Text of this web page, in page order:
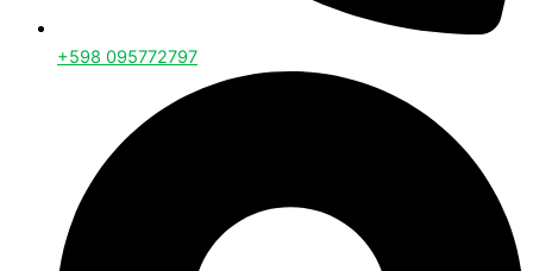
+598 095772797